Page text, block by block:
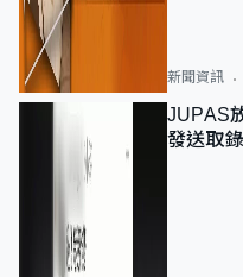
新聞資訊
JUPAS
發送取